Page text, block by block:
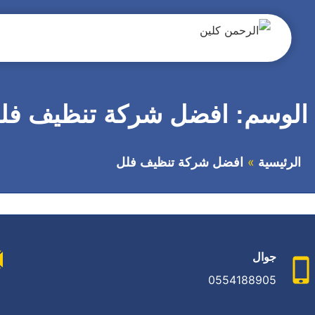
المحتوى
الوسم: افضل شركة تنظيف
الرئيسية افضل شركة تنظيف فلل
جوال
0554188905